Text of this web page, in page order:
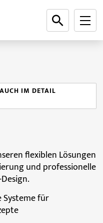
IM DETAIL
flexiblen Lösungen
und professionelle
für